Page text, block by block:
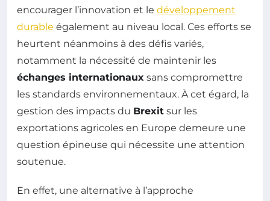
encourager l’innovation et le développement
durable également au niveau local. Ces efforts se
heurtent néanmoins à des défis variés,
notamment la nécessité de maintenir les
échanges internationaux sans compromettre
les standards environnementaux. À cet égard, la
gestion des impacts du Brexit sur les
exportations agricoles en Europe demeure une
question épineuse qui nécessite une attention
soutenue.
En effet, une alternative à l’approche